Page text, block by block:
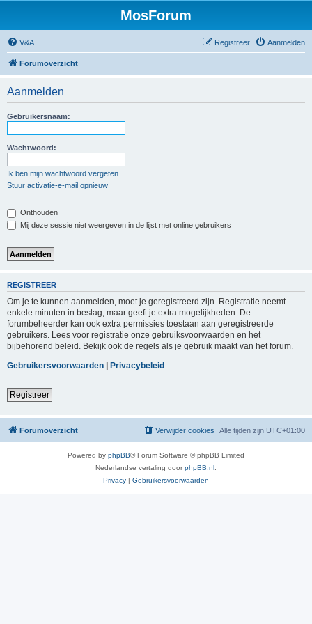
MosForum
V&A Aanmelden
Registreer
Forumoverzicht
Aanmelden
Gebruikersnaam:
Wachtwoord:
Ik ben mijn wachtwoord vergeten
Stuur activatie-e-mail opnieuw
Onthouden
Mij deze sessie niet weergeven in de lijst met online gebruikers
REGISTREER
Om je te kunnen aanmelden, moet je geregistreerd zijn. Registratie neemt
enkele minuten in beslag, maar geeft je extra mogelijkheden. De
forumbeheerder kan ook extra permissies toestaan aan geregistreerde
gebruikers. Lees voor registratie onze gebruiksvoorwaarden en het
bijbehorend beleid. Bekijk ook de regels als je gebruik maakt van het forum.
Gebruikersvoorwaarden | Privacybeleid
Registreer
Forumoverzicht Alle tijden zijn UTC+01:00
Verwijder cookies
Powered by phpBB® Forum Software © phpBB Limited
Nederlandse vertaling doorphpBB.nl
Privacy | Gebruikersvoorwaarden